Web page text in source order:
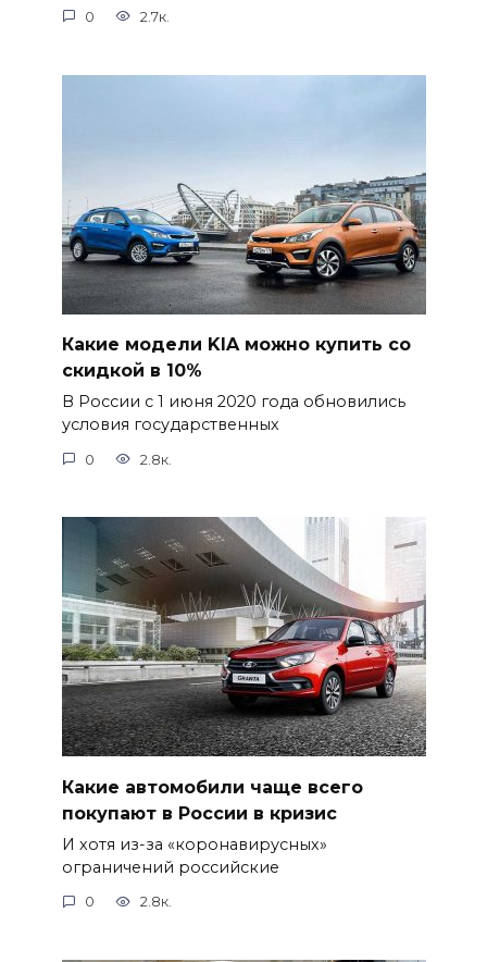
0 2.7к.
Какие модели KIA можно купить со
скидкой в 10%
В России с 1 июня 2020 года обновились
условия государственных
0 2.8к.
Какие автомобили чаще всего
покупают в России в кризис
И хотя из-за «коронавирусных»
ограничений российские
0 2.8к.